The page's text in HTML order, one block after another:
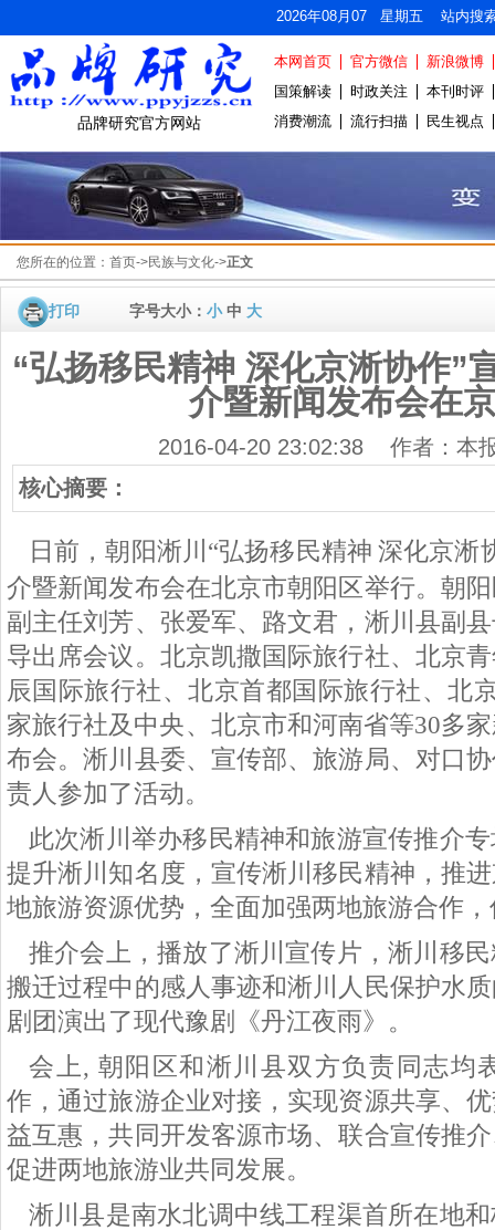
2026年08月07 星期五 站内搜
品牌研究官方网站
本网首页 官方微信
新浪微博
国策解读
时政关注
本刊时评
消费潮流
流行扫描 民生视点
您所在的位置： 首页->民族与文化->正文
打印 字号大小： 小中 大
“弘扬移民精神 深化京淅协作”
介暨新闻发布会在
2016-04-20 23:02:38 作者：本
核心摘要：
日前 ，朝阳淅川“弘扬移民精神 深化京淅
介暨新闻发布会在北京市朝阳区举行。朝
副主任刘芳、张爱军、路文君，淅川县副
导出席会议。 北京凯撒国际旅行社、北京
辰国际旅行社、北京首都国际旅行社、北
家旅行社及中央、北京市和河南省等30多
布会。淅川县委、宣传部、旅游局、对口
责人参加了活动。
此次淅川举办移民精神和旅游宣传推介
提升淅川知名度，宣传淅川移民精神，推
地旅游资源优势，全面加强两地旅游合作
推介会上，播放了淅川宣传片，淅川移
搬迁过程中的感人事迹和淅川人民保护水
剧团演出了现代豫剧《丹江夜雨》。
会上, 朝阳区和淅川县双方负责同志均
作，通过旅游企业对接，实现资源共享、
益互惠，共同开发客源市场、联合宣传推
促进两地旅游业共同发展。
淅川县是南水北调中线工程渠首所在地